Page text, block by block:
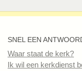
SNEL EEN
Waar staat de kerk?
Ik wil een kerkdienst